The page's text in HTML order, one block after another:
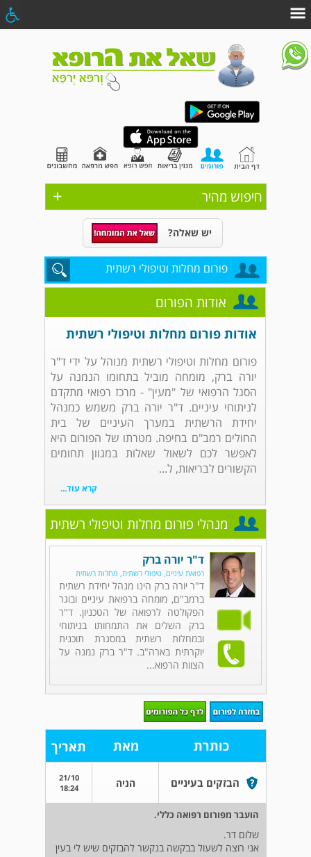
+ חיפוש מהיר
יש שאלה?
פורום מחלות וטיפולי רשתית
אודות הפורום
אודות פורום מחלות וטיפולי רשתית
פורום מחלות וטיפולי רשתית מנוהל על ידי ד"ר
יורה ברק, מומחה מוביל בתחומו הנמנה על
הסגל הרפואי של "מעין" - מרכז רפואי מתקדם
לניתוחי עיניים. ד"ר יורה ברק משמש כמנהל
יחידת הרשתית במערך העיניים של בית
החולים רמב"ם בחיפה. מטרתו של הפורום היא
לאפשר לכם לשאול שאלות במגוון תחומים
הקשורים לבריאות, ל...
קרא עוד...
מנהלי פורום מחלות וטיפולי רשתית
ד"ר יורה ברק
רפואת עיניים, טיפולי רשתית, מחלות רשתית
ד"ר יורה ברק הינו מנהל יחידת רשתית
ברמב"ם, מומחה ברפואת עיניים ובוגר
הפקולטה לרפואה של הטכניון. ד"ר
ברק השלים את התמחותו בניתוחי
ובמחלות רשתית במסגרת תוכנית
יוקרתית בארה"ב. ד"ר ברק נמנה על
הצוות הרפוא...
כותרת מאת תאריך
הבזקים בעיניים הניה
21/10
18:24
הועבר מפורום רפואה כללי.
שלום דר.
אני רוצה לשעול בבקשה בנקשר להבזקים שיש לי בעין